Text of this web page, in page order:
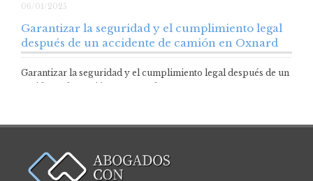
06/01/2025
Garantizar la seguridad y el cumplimiento legal
después de un accidente de camión en Oxnard
Garantizar la seguridad y el cumplimiento legal después de un